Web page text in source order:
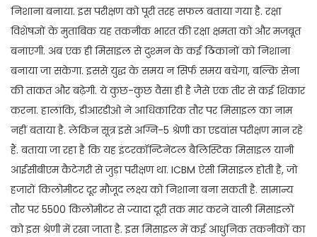
निशाना बनाया. इस परीक्षण को पूरी तरह सफल बताया गया है. रक्षा
विशेषज्ञों के मुताबिक यह तकनीक भारत की रक्षा क्षमता को और मजबूत
बनाएगी. अब एक ही मिसाइल से दुश्मन के कई ठिकानों को निशाना
बनाया जा सकेगा. इससे युद्ध के समय न सिर्फ समय बचेगा, बल्कि सेना
की ताकत और बढ़ेगी. ये कुछ-कुछ वैसा ही है जैसे एक तीर से कई शिकार
करना. हालांकि, डीआरडीओ ने आधिकारिक तौर पर मिसाइल का नाम
नहीं बताया है. लेकिन सूत्र इसे अग्नि-5 श्रेणी का एडवांस परीक्षण मान रहे
हैं. बताया जा रहा है कि यह इंटरकॉन्टिनेंटल बैलिस्टिक मिसाइल यानी
आईसीबीएम कैटेगरी से जुड़ा परीक्षण था. ICBM ऐसी मिसाइल होती है, जो
हजारों किलोमीटर दूर मौजूद लक्ष्य को निशाना बना सकती है. सामान्य
तौर पर 5500 किलोमीटर से ज्यादा दूरी तक मार करने वाली मिसाइलों
को इस श्रेणी में रखा जाता है. इस मिसाइल में कई आधुनिक तकनीकों का